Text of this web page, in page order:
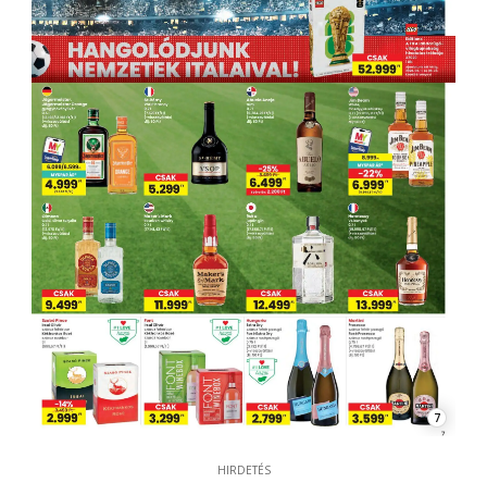
7
HIRDETÉS